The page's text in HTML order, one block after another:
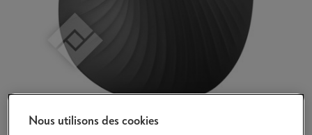
Nous utilisons des cookies